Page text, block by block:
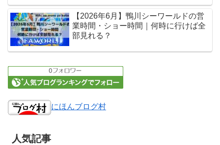
【2026年6月】鴨川シーワールドの営
業時間・ショー時間｜何時に行けば全
部見れる？
にほんブログ村
人気記事